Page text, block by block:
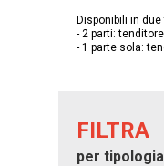
Disponibili in due
- 2 parti:
- 1 parte sola:
FILTRA
per tipologia